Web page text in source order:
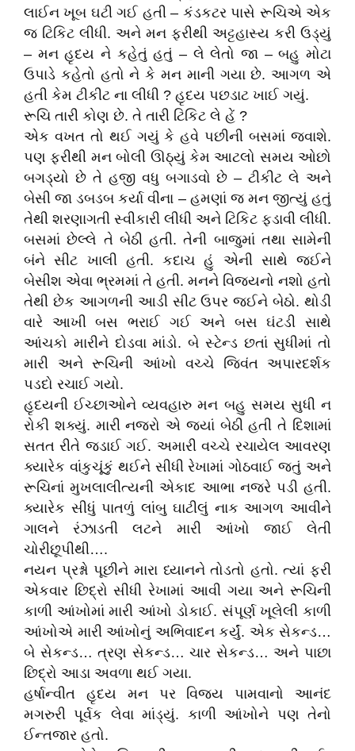
લાઈન ખૂબ ઘટી ગઈ હતી – કંડકટર પાસે રૂચિએ એક
જ ટિકિટ લીધી. અને મન ફરીથી અટ્ટહાસ્ય કરી ઉડ્યું
– મન હૃદય ને કહેતું હતું – લે લેતો જા – બહુ મોટા
ઉપાડે કહેતો હતો ને કે મન માની ગયા છે. આગળ એ
હતી કેમ ટીકીટ ના લીધી ? હૃદય પછડાટ ખાઈ ગયું.
રૂચિ તારી કોણ છે. તે તારી ટિકિટ લે હેં ?
એક વખત તો થઈ ગયું કે હવે પછીની બસમાં જવાશે.
પણ ફરીથી મન બોલી ઊઠ્યું કેમ આટલો સમય ઓછો
બગડ્યો છે તે હજી વધુ બગાડવો છે – ટીકીટ લે અને
બેસી જા ડબડબ કર્યા વીના – હમણાં જ મન જીત્યું હતું
તેથી શરણાગતી સ્વીકારી લીધી અને ટિકિટ ફડાવી લીધી.
બસમાં છેલ્લે તે બેઠી હતી. તેની બાજુમાં તથા સામેની
બંને સીટ ખાલી હતી. કદાચ હું એની સાથે જઈને
બેસીશ એવા ભ્રમમાં તે હતી. મનને વિજયનો નશો હતો
તેથી છેક આગળની આડી સીટ ઉપર જઈને બેઠો. થોડી
વારે આખી બસ ભરાઈ ગઈ અને બસ ઘંટડી સાથે
આંચકો મારીને દોડવા માંડો. બે સ્ટેન્ડ છતાં સુધીમાં તો
મારી અને રૂચિની આંખો વચ્ચે જિવંત અપારદર્શક
પડદો રચાઈ ગયો.
હૃદયની ઈચ્છાઓને વ્યવહારુ મન બહુ સમય સુધી ન
રોકી શક્યું. મારી નજરો એ જ્યાં બેઠી હતી તે દિશામાં
સતત રીતે જડાઈ ગઈ. અમારી વચ્ચે રચાયેલ આવરણ
ક્યારેક વાંકુચૂંકું થઈને સીધી રેખામાં ગોઠવાઈ જતું અને
રૂચિનાં મુખલાલીત્યની એકાદ આભા નજરે પડી હતી.
ક્યારેક સીધું પાતળું લાંબુ ઘાટીલું નાક આગળ આવીને
ગાલને રંઝાડતી લટને મારી આંખો જાઈ લેતી
ચોરીછૂપીથી….
નયન પ્રશ્નો પૂછીને મારા ધ્યાનને તોડતો હતો. ત્યાં ફરી
એકવાર છિદ્રો સીધી રેખામાં આવી ગયા અને રૂચિની
કાળી આંખોમાં મારી આંખો ડોકાઈ. સંપૂર્ણ ખૂલેલી કાળી
આંખોએ મારી આંખોનું અભિવાદન કર્યું. એક સેકન્ડ…
બે સેકન્ડ… ત્રણ સેકન્ડ… ચાર સેકન્ડ… અને પાછા
છિદ્રો આડા અવળા થઈ ગયા.
હર્ષાન્વીત હૃદય મન પર વિજય પામવાનો આનંદ
મગરુરી પૂર્વક લેવા માંડ્યું. કાળી આંખોને પણ તેનો
ઈન્તજાર હતો.